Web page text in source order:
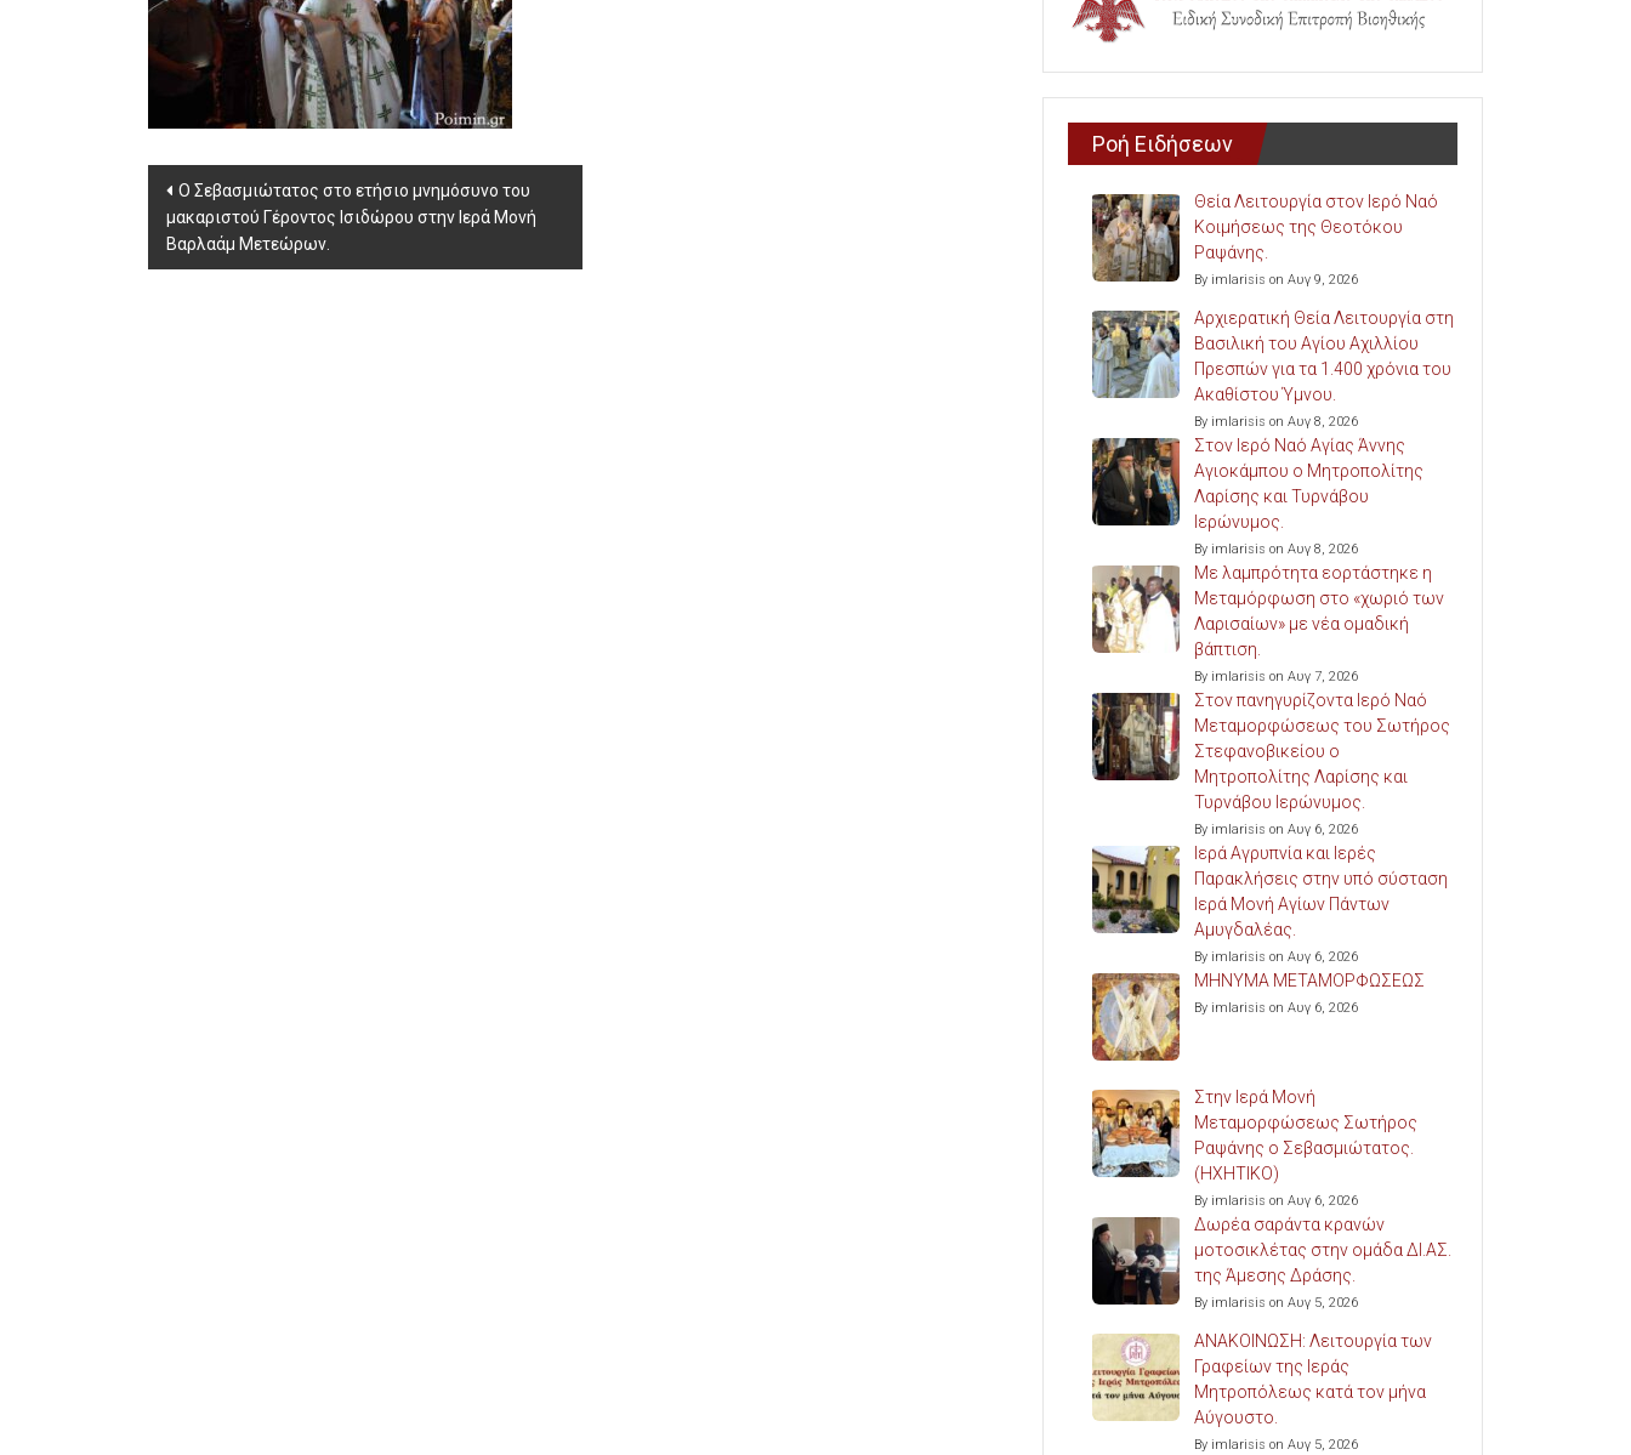
Post
navigation
Ο Σεβασμιώτατος στο ετήσιο μνημόσυνο του
μακαριστού Γέροντος Ισιδώρου στην Ιερά Μονή
Βαρλαάμ Μετεώρων.
Ροή Ειδήσεων
Θεία Λειτουργία στον Ιερό Ναό
Κοιμήσεως της Θεοτόκου
Ραψάνης.
By imlarisis on Αυγ 9, 2026
Αρχιερατική Θεία Λειτουργία στη
Βασιλική του Αγίου Αχιλλίου
Πρεσπών για τα 1.400 χρόνια του
Ακαθίστου Ύμνου.
By imlarisis on Αυγ 8, 2026
Στον Ιερό Ναό Αγίας Άννης
Αγιοκάμπου ο Μητροπολίτης
Λαρίσης και Τυρνάβου
Ιερώνυμος.
By imlarisis on Αυγ 8, 2026
Με λαμπρότητα εορτάστηκε η
Μεταμόρφωση στο «χωριό των
Λαρισαίων» με νέα ομαδική
βάπτιση.
By imlarisis on Αυγ 7, 2026
Στον πανηγυρίζοντα Ιερό Ναό
Μεταμορφώσεως του Σωτήρος
Στεφανοβικείου ο
Μητροπολίτης Λαρίσης και
Τυρνάβου Ιερώνυμος.
By imlarisis on Αυγ 6, 2026
Ιερά Αγρυπνία και Ιερές
Παρακλήσεις στην υπό σύσταση
Ιερά Μονή Αγίων Πάντων
Αμυγδαλέας.
By imlarisis on Αυγ 6, 2026
ΜΗΝΥΜΑ ΜΕΤΑΜΟΡΦΩΣΕΩΣ
By imlarisis on Αυγ 6, 2026
Στην Ιερά Μονή
Μεταμορφώσεως Σωτήρος
Ραψάνης ο Σεβασμιώτατος.
(ΗΧΗΤΙΚΟ)
By imlarisis on Αυγ 6, 2026
Δωρέα σαράντα κρανών
μοτοσικλέτας στην ομάδα ΔΙ.ΑΣ.
της Άμεσης Δράσης.
By imlarisis on Αυγ 5, 2026
ΑΝΑΚΟΙΝΩΣΗ: Λειτουργία των
Γραφείων της Ιεράς
Μητροπόλεως κατά τον μήνα
Αύγουστο.
By imlarisis on Αυγ 5, 2026